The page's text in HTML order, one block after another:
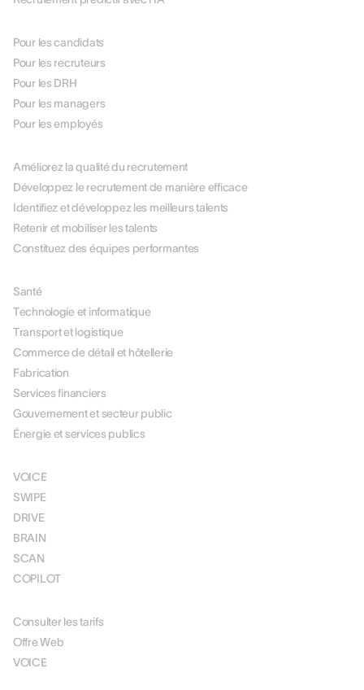
Pour les candidats
Pour les recruteurs
Pour les DRH
Pour les managers
Pour les employés
Améliorez la qualité du recrutement
Développez le recrutement de manière efficace
Identifiez et développez les meilleurs talents
Retenir et mobiliser les talents
Constituez des équipes performantes
Santé
Technologie et informatique
Transport et logistique
Commerce de détail et hôtellerie
Fabrication
Services financiers
Gouvernement et secteur public
Énergie et services publics
VOICE
SWIPE
DRIVE
BRAIN
SCAN
COPILOT
Consulter les tarifs
Offre Web
VOICE